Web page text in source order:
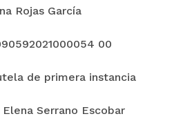
Rojas García
00
de primera instancia
Serrano Escobar